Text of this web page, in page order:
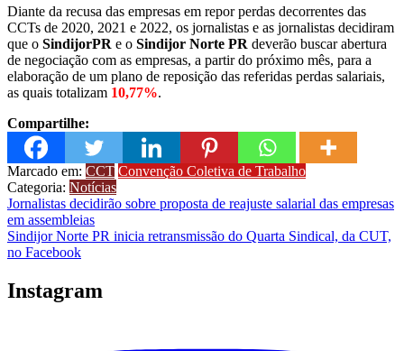
Diante da recusa das empresas em repor perdas decorrentes das
CCTs de 2020, 2021 e 2022, os jornalistas e as jornalistas decidiram
que o SindijorPR e o Sindijor Norte PR deverão buscar abertura
de negociação com as empresas, a partir do próximo mês, para a
elaboração de um plano de reposição das referidas perdas salariais,
as quais totalizam 10,77%.
Compartilhe:
Marcado em: CCT Convenção Coletiva de Trabalho
Categoria: Notícias
Navegação
de
Post
Jornalistas decidirão sobre proposta de reajuste salarial das empresas
em assembleias
Sindijor Norte PR inicia retransmissão do Quarta Sindical, da CUT,
no Facebook
Instagram